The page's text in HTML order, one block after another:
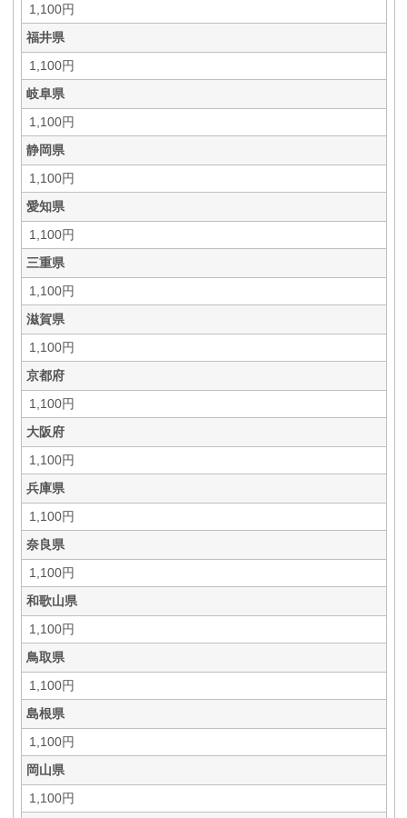
1,100円
福井県
1,100円
岐阜県
1,100円
静岡県
1,100円
愛知県
1,100円
三重県
1,100円
滋賀県
1,100円
京都府
1,100円
大阪府
1,100円
兵庫県
1,100円
奈良県
1,100円
和歌山県
1,100円
鳥取県
1,100円
島根県
1,100円
岡山県
1,100円